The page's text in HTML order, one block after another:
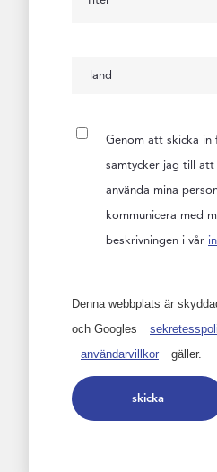
Genom att skicka in
samtycker jag till
använda mina
kommunicera med
beskrivningen i vår
Denna webbplats är
och Googles
användarvillkor
gäller.
skicka